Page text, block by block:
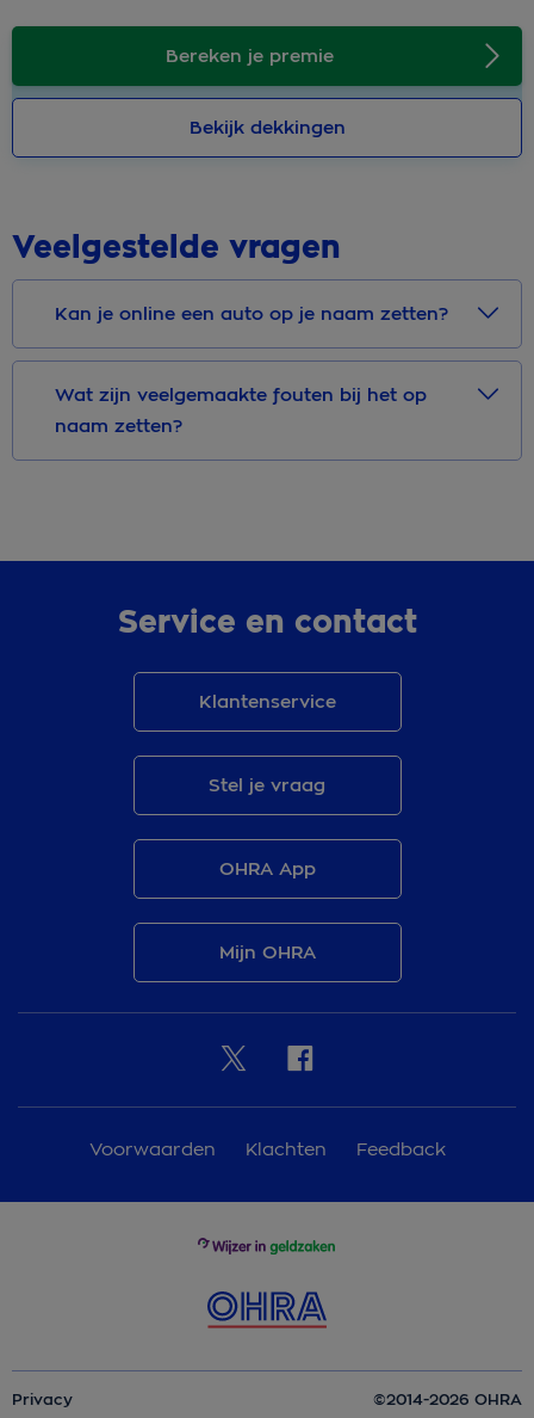
Bereken je premie
Bekijk dekkingen
Veelgestelde vragen
Kan je online een auto op je naam zetten?
Wat zijn veelgemaakte fouten bij het op
naam zetten?
Service en contact
Klantenservice
Stel je vraag
OHRA App
Mijn OHRA
Voorwaarden Klachten Feedback
Privacy ©2014-2026 OHRA